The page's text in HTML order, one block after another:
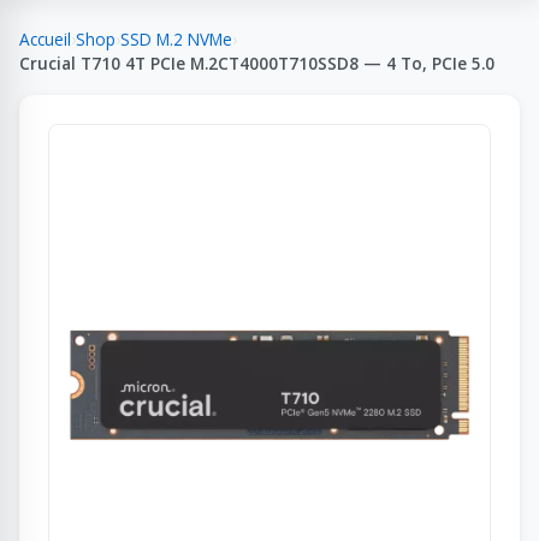
Accueil Shop SSD M.2 NVMe
Crucial T710 4T PCIe M.2CT4000T710SSD8 — 4 To, PCIe 5.0